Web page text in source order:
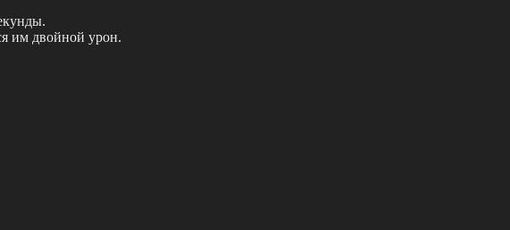
им двойной уpон.